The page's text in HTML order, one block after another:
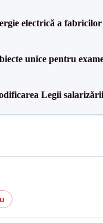
electrică a fabricilor
unice pentru
Legii